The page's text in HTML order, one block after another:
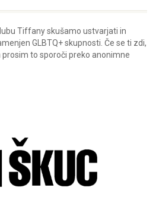
Tiffany skušamo ustvarjati in
GLBTQ+ skupnosti. Če se ti zdi,
to sporoči preko anonimne